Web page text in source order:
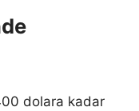
dolara kadar